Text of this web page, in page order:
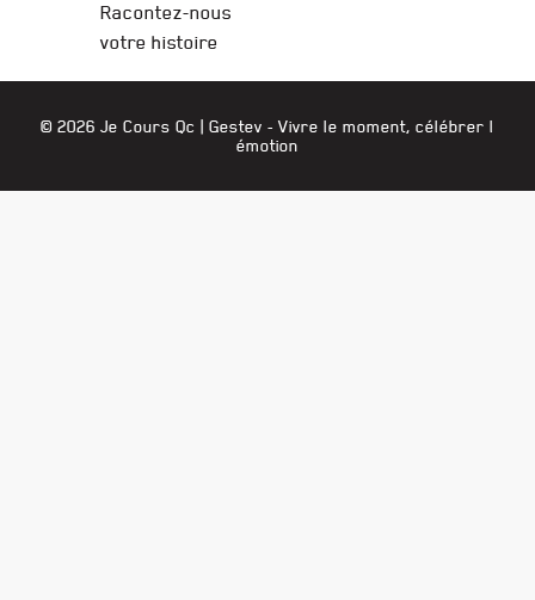
Racontez-nous
votre histoire
© 2026 Je Cours Qc | Gestev - Vivre le moment, célébrer l
émotion